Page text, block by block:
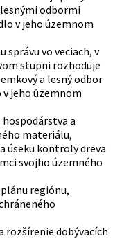
odbormi
v jeho územnom
správu vo veciach, v
stupni rozhoduje
a lesný odbor
jeho územnom
a
materiálu,
úseku kontroly dreva
svojho územného
regiónu,
rozšírenie dobývacích